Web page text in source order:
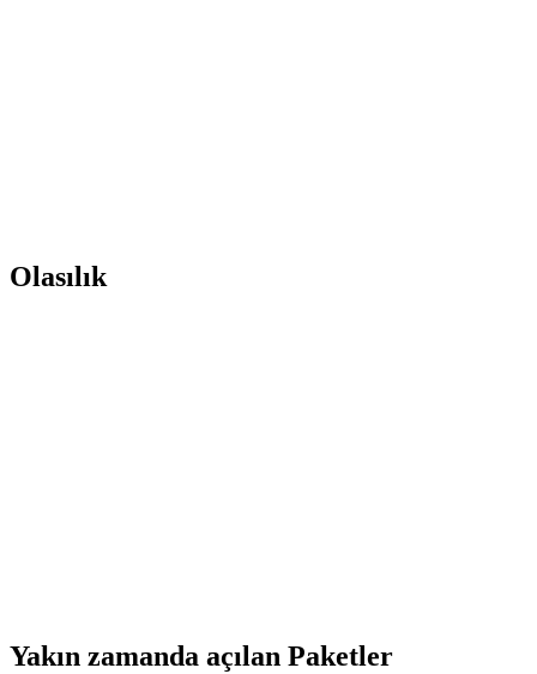
Olasılık
Yakın zamanda açılan Paketler